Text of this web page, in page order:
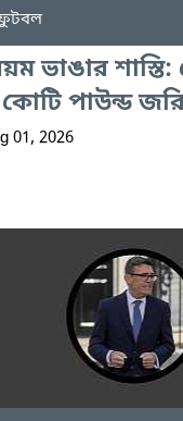
ভাঙার
পাউন্ড
01, 2026